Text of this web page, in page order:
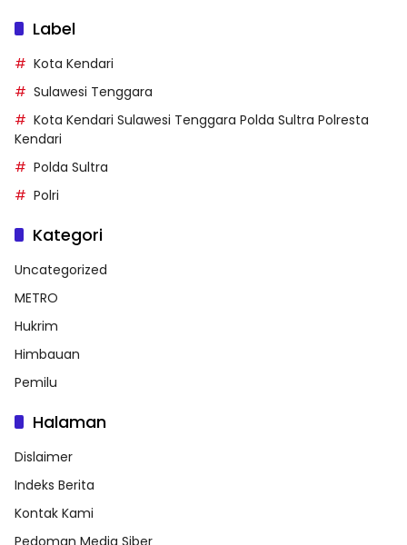
Label
Kota Kendari
Sulawesi Tenggara
Kota Kendari Sulawesi Tenggara Polda Sultra Polresta
Kendari
Polda Sultra
Polri
Kategori
Uncategorized
METRO
Hukrim
Himbauan
Pemilu
Halaman
Dislaimer
Indeks Berita
Kontak Kami
Pedoman Media Siber